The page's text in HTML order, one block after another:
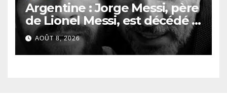
Argentine : Jorge Messi, père
de Lionel Messi, est décédé à
68 ans
AOÛT 8, 2026